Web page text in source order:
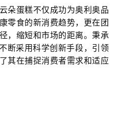
朵蛋糕不仅成功为奥利奥品
零食的新消费趋势，更在团
，缩短和市场的距离。秉承
断采用科学创新手段，引领
其在捕捉消费者需求和适应